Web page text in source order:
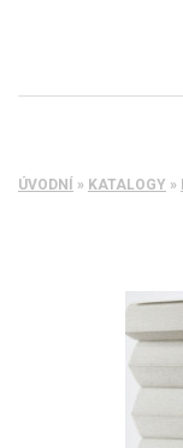
ÚVODNÍ » KATALOGY »